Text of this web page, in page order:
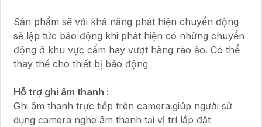
Sản phẩm sẽ với khả năng phát hiện chuyển động
sẽ lập tức báo động khi phát hiện có những chuyển
động ở khu vực cấm hay vượt hàng rào ảo. Có thể
thay thế cho thiết bị báo động
Hỗ trợ ghi âm thanh :
Ghi âm thanh trực tiếp trên camera.giúp người sử
dụng camera nghe âm thanh tại vị trí lắp đặt